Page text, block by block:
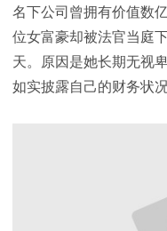
名下公司曾拥有价值数
位女富豪却被法官当庭
天。原因是她长期无视
如实披露自己的财务状况